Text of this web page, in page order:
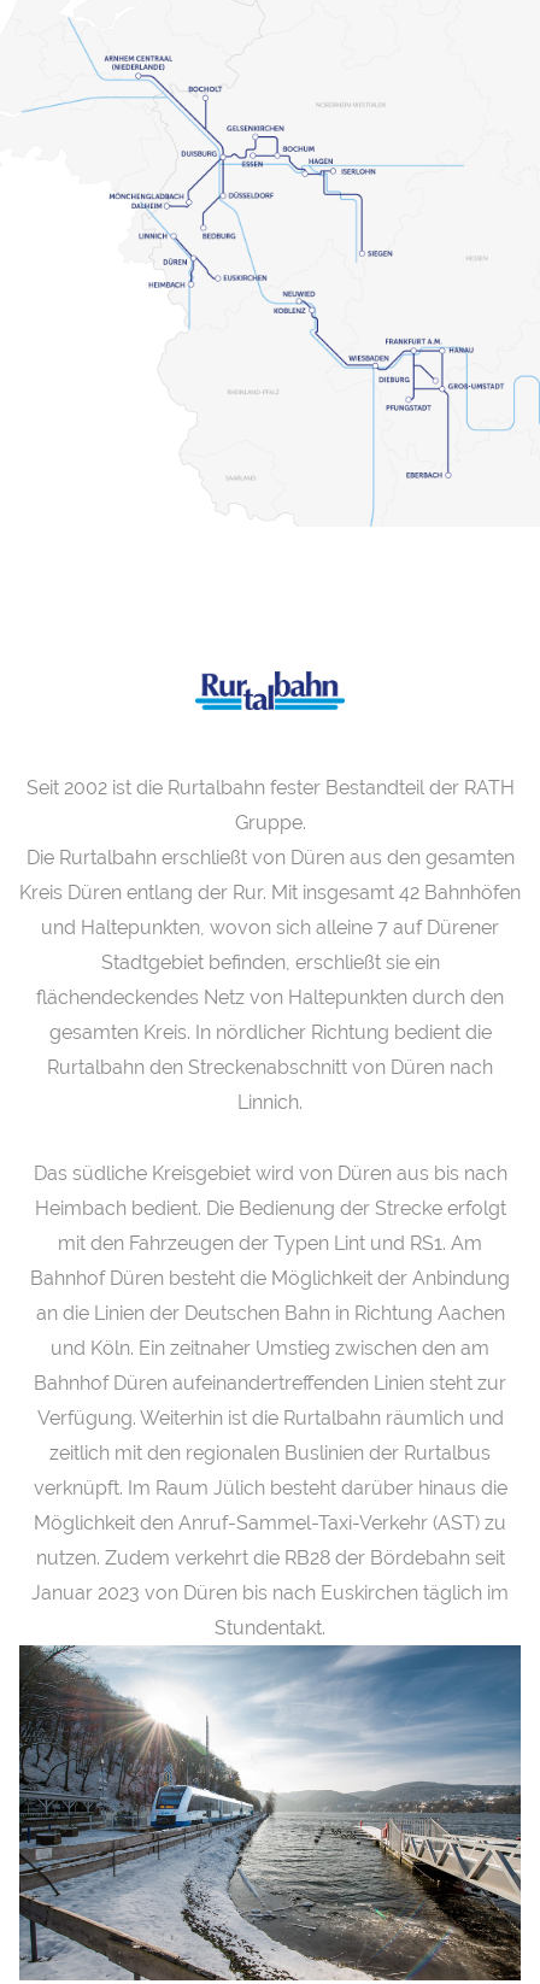
Seit 2002 ist die Rurtalbahn fester Bestandteil der RATH
Gruppe.
Die Rurtalbahn erschließt von Düren aus den gesamten
Kreis Düren entlang der Rur. Mit insgesamt 42 Bahnhöfen
und Haltepunkten, wovon sich alleine 7 auf Dürener
Stadtgebiet befinden, erschließt sie ein
flächendeckendes Netz von Haltepunkten durch den
gesamten Kreis. In nördlicher Richtung bedient die
Rurtalbahn den Streckenabschnitt von Düren nach
Linnich.
Das südliche Kreisgebiet wird von Düren aus bis nach
Heimbach bedient. Die Bedienung der Strecke erfolgt
mit den Fahrzeugen der Typen Lint und RS1. Am
Bahnhof Düren besteht die Möglichkeit der Anbindung
an die Linien der Deutschen Bahn in Richtung Aachen
und Köln. Ein zeitnaher Umstieg zwischen den am
Bahnhof Düren aufeinandertreffenden Linien steht zur
Verfügung. Weiterhin ist die Rurtalbahn räumlich und
zeitlich mit den regionalen Buslinien der Rurtalbus
verknüpft. Im Raum Jülich besteht darüber hinaus die
Möglichkeit den Anruf-Sammel-Taxi-Verkehr (AST) zu
nutzen. Zudem verkehrt die RB28 der Bördebahn seit
Januar 2023 von Düren bis nach Euskirchen täglich im
Stundentakt.